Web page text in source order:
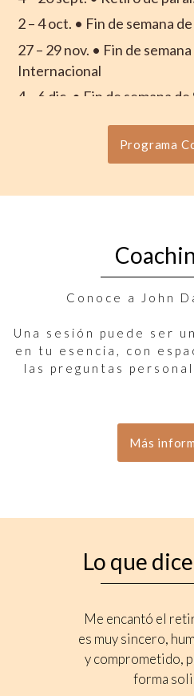
Programa
Conoce a John
Una sesión puede ser
en tu esencia, con
las preguntas
Más
Lo que
Me encantó el
es muy sincero,
y comprometido,
forma